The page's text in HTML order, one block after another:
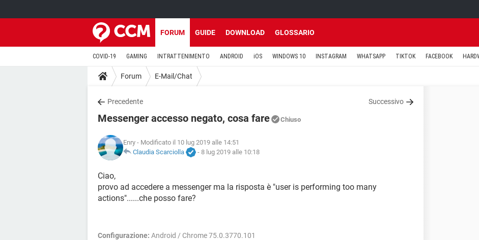
FORUM GUIDE DOWNLOAD GLOSSARIO
COVID-19 GAMING INTRATTENIMENTO ANDROID iOS WINDOWS 10 INSTAGRAM WHATSAPP TIKTOK FACEBOOK
Forum E-Mail/Chat
Precedente Successivo
Messenger accesso negato, cosa fare Chiuso
Enry - Modificato il 10 lug 2019 alle 14:51
Claudia Scarciolla
- 8 lug 2019 alle 10:18
Ciao,
provo ad accedere a messenger ma la risposta è "user is performing too many
actions"......che posso fare?
Configurazione: Android / Chrome 75.0.3770.101